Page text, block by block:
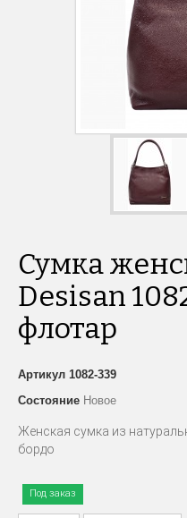
Сумка
Desisan
флотар
Артикул 1082-339
Состояние Новое
Женская сумка из
бордо
Под заказ